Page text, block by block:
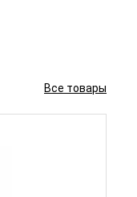
Все товары